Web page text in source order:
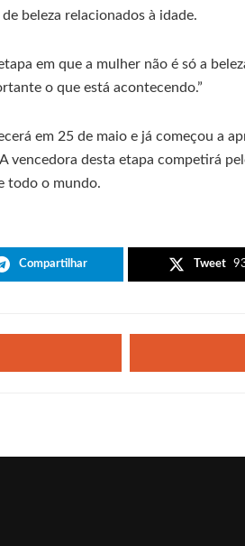
beleza relacionados à idade.
em que a mulher não é só a
o que está acontecendo.”
em 25 de maio e já começou a
vencedora desta etapa competirá
todo o mundo.
Compartilhar Tweet